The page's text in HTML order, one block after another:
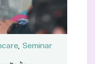
, Seminar